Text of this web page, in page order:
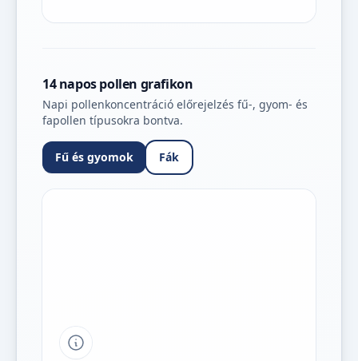
14 napos pollen grafikon
Napi pollenkoncentráció előrejelzés fű-, gyom- és
fapollen típusokra bontva.
Fű és gyomok Fák
Tipp a grafikon jelmagyarázatához